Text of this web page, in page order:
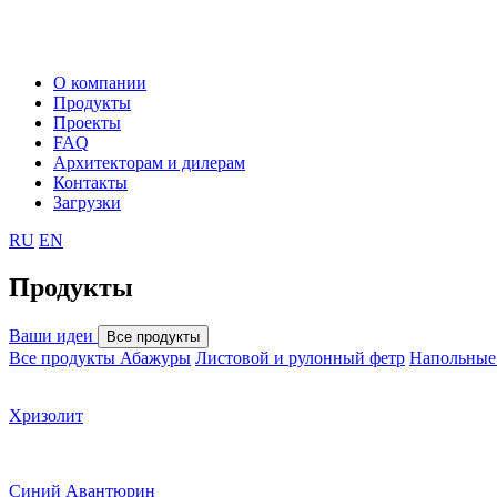
О компании
Продукты
Проекты
FAQ
Архитекторам и дилерам
Контакты
Загрузки
RU EN
Продукты
Ваши идеи Все продукты
Все продукты Абажуры Листовой и рулонный фетр Напольные
Хризолит
Синий Авантюрин